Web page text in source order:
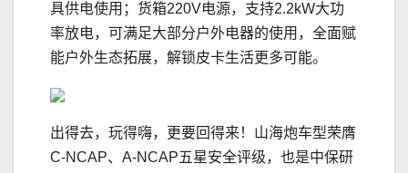
具供电使用；货箱220V电源，支持2.2kW大功
率放电，可满足大部分户外电器的使用，全面赋
能户外生态拓展，解锁皮卡生活更多可能。
出得去，玩得嗨，更要回得来！山海炮车型荣膺
C-NCAP、A-NCAP五星安全评级，也是中保研